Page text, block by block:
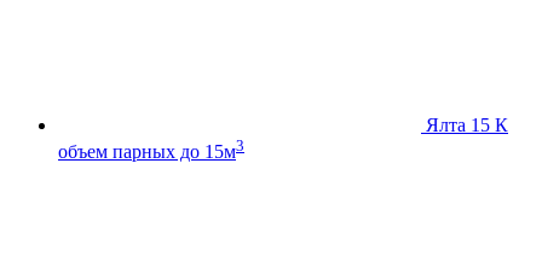
Ялта 15 К
объем парных до 15м3